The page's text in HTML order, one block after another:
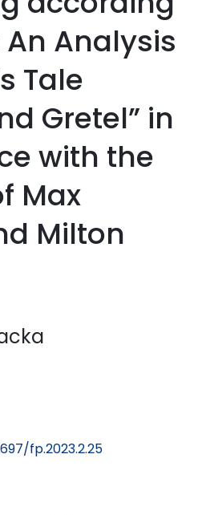
Analysis
Tale
Gretel” in
with the
Max
Milton
fp.2023.2.25